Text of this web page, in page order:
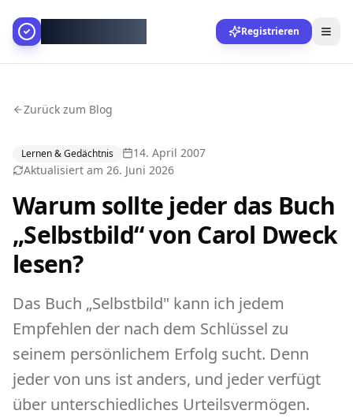
Registrieren
Zurück zum Blog
Lernen & Gedächtnis
14. April 2007
Aktualisiert am 26. Juni 2026
Warum sollte jeder das Buch
„Selbstbild“ von Carol Dweck
lesen?
Das Buch „Selbstbild" kann ich jedem
Empfehlen der nach dem Schlüssel zu
seinem persönlichem Erfolg sucht. Denn
jeder von uns ist anders, und jeder verfügt
über unterschiedliches Urteilsvermögen.